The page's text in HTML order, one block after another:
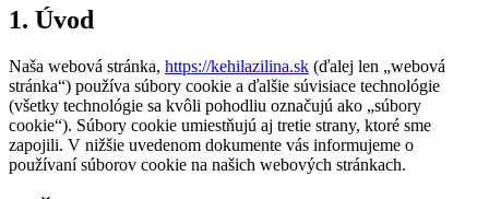
1. Úvod
Naša webová stránka, https://kehilazilina.sk (ďalej len „webová
stránka“) používa súbory cookie a ďalšie súvisiace technológie
(všetky technológie sa kvôli pohodliu označujú ako „súbory
cookie“). Súbory cookie umiestňujú aj tretie strany, ktoré sme
zapojili. V nižšie uvedenom dokumente vás informujeme o
používaní súborov cookie na našich webových stránkach.